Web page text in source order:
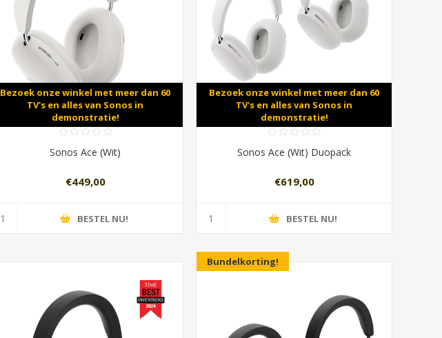
Bezoek onze winkel met meer dan 60
TV's en alles van Sonos in
demonstratie!
Sonos Ace (Wit)
€449,00
BESTEL NU!
Bezoek onze winkel met meer dan 60
TV's en alles van Sonos in
demonstratie!
Sonos Ace (Wit) Duopack
€619,00
BESTEL NU!
Bundelkorting!